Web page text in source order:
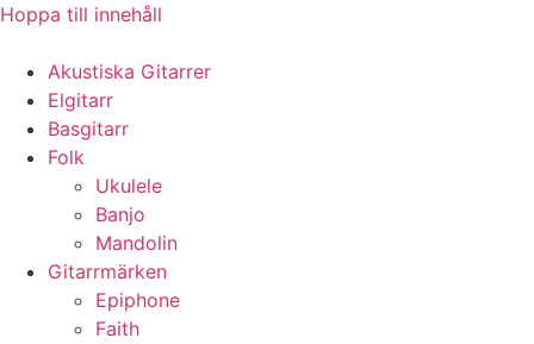
Hoppa till innehåll
Akustiska Gitarrer
Elgitarr
Basgitarr
Folk
Ukulele
Banjo
Mandolin
Gitarrmärken
Epiphone
Faith